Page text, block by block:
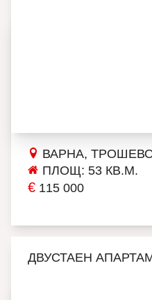
ВАРНА,
ПЛОЩ: 53 КВ.М.
€ 115 000
ДВУСТАЕН